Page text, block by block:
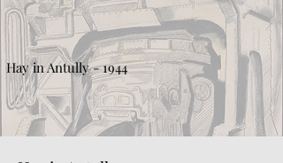
Hay in Antully - 1944